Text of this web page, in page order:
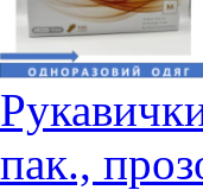
пак.,